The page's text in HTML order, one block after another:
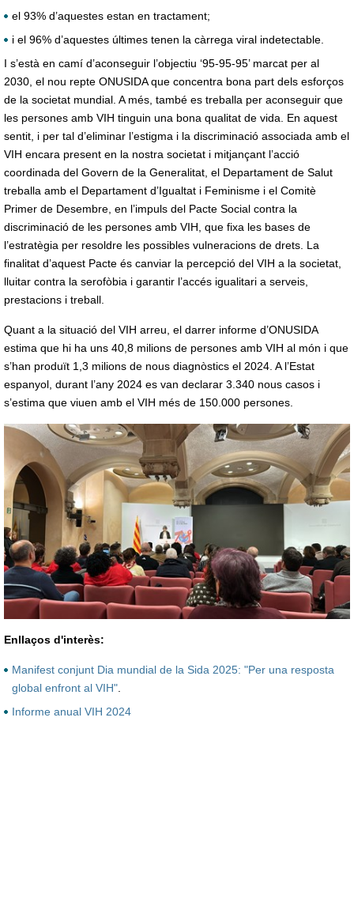
el 93% d’aquestes estan en tractament;
i el 96% d’aquestes últimes tenen la càrrega viral indetectable.
I s’està en camí d’aconseguir l’objectiu ‘95-95-95’ marcat per al
2030, el nou repte ONUSIDA que concentra bona part dels esforços
de la societat mundial. A més, també es treballa per aconseguir que
les persones amb VIH tinguin una bona qualitat de vida. En aquest
sentit, i per tal d’eliminar l’estigma i la discriminació associada amb el
VIH encara present en la nostra societat i mitjançant l’acció
coordinada del Govern de la Generalitat, el Departament de Salut
treballa amb el Departament d’Igualtat i Feminisme i el Comitè
Primer de Desembre, en l’impuls del Pacte Social contra la
discriminació de les persones amb VIH, que fixa les bases de
l’estratègia per resoldre les possibles vulneracions de drets. La
finalitat d’aquest Pacte és canviar la percepció del VIH a la societat,
lluitar contra la serofòbia i garantir l’accés igualitari a serveis,
prestacions i treball.
Quant a la situació del VIH arreu, el darrer informe d’ONUSIDA
estima que hi ha uns 40,8 milions de persones amb VIH al món i que
s’han produït 1,3 milions de nous diagnòstics el 2024. A l’Estat
espanyol, durant l’any 2024 es van declarar 3.340 nous casos i
s’estima que viuen amb el VIH més de 150.000 persones.
Enllaços d'interès:
Manifest conjunt Dia mundial de la Sida 2025: "Per una resposta
global enfront al VIH"
Informe anual VIH 2024